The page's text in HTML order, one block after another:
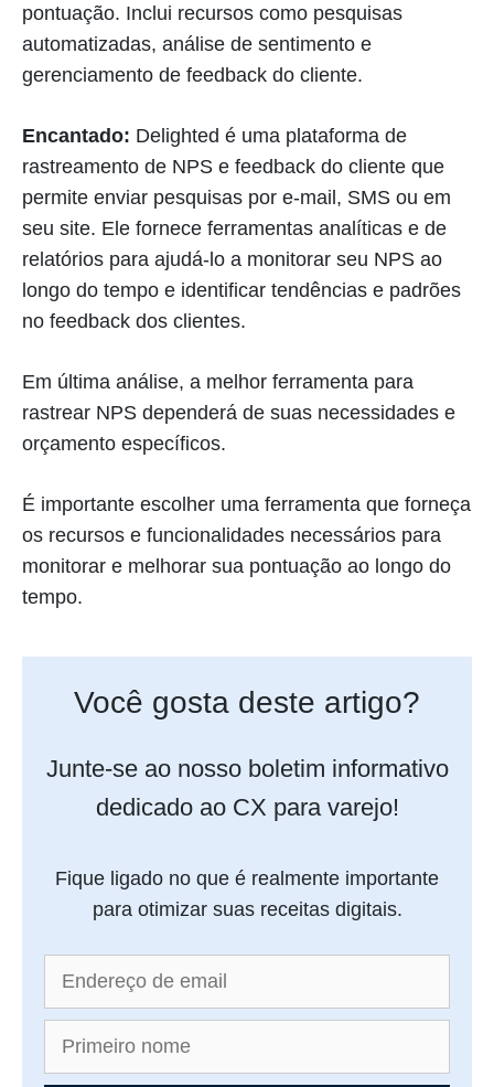
pontuação. Inclui recursos como pesquisas
automatizadas, análise de sentimento e
gerenciamento de feedback do cliente.
Encantado: Delighted é uma plataforma de
rastreamento de NPS e feedback do cliente que
permite enviar pesquisas por e-mail, SMS ou em
seu site. Ele fornece ferramentas analíticas e de
relatórios para ajudá-lo a monitorar seu NPS ao
longo do tempo e identificar tendências e padrões
no feedback dos clientes.
Em última análise, a melhor ferramenta para
rastrear NPS dependerá de suas necessidades e
orçamento específicos.
É importante escolher uma ferramenta que forneça
os recursos e funcionalidades necessários para
monitorar e melhorar sua pontuação ao longo do
tempo.
Você gosta deste artigo?
Junte-se ao nosso boletim informativo
dedicado ao CX para varejo!
Fique ligado no que é realmente importante
para otimizar suas receitas digitais.